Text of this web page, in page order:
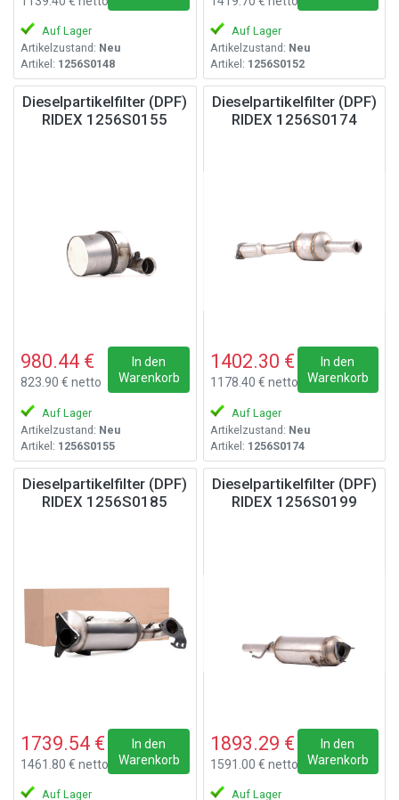
Auf Lager
Artikelzustand: Neu
Artikel: 1256S0148
Auf Lager
Artikelzustand: Neu
Artikel: 1256S0152
Dieselpartikelfilter (DPF)
RIDEX 1256S0155
980.44 €
823.90 € netto
In den
Warenkorb
Auf Lager
Artikelzustand: Neu
Artikel: 1256S0155
Dieselpartikelfilter (DPF)
RIDEX 1256S0174
1402.30 €
1178.40 € netto
In den
Warenkorb
Auf Lager
Artikelzustand: Neu
Artikel: 1256S0174
Dieselpartikelfilter (DPF)
RIDEX 1256S0185
1739.54 €
1461.80 € netto
In den
Warenkorb
Auf Lager
Dieselpartikelfilter (DPF)
RIDEX 1256S0199
1893.29 €
1591.00 € netto
In den
Warenkorb
Auf Lager